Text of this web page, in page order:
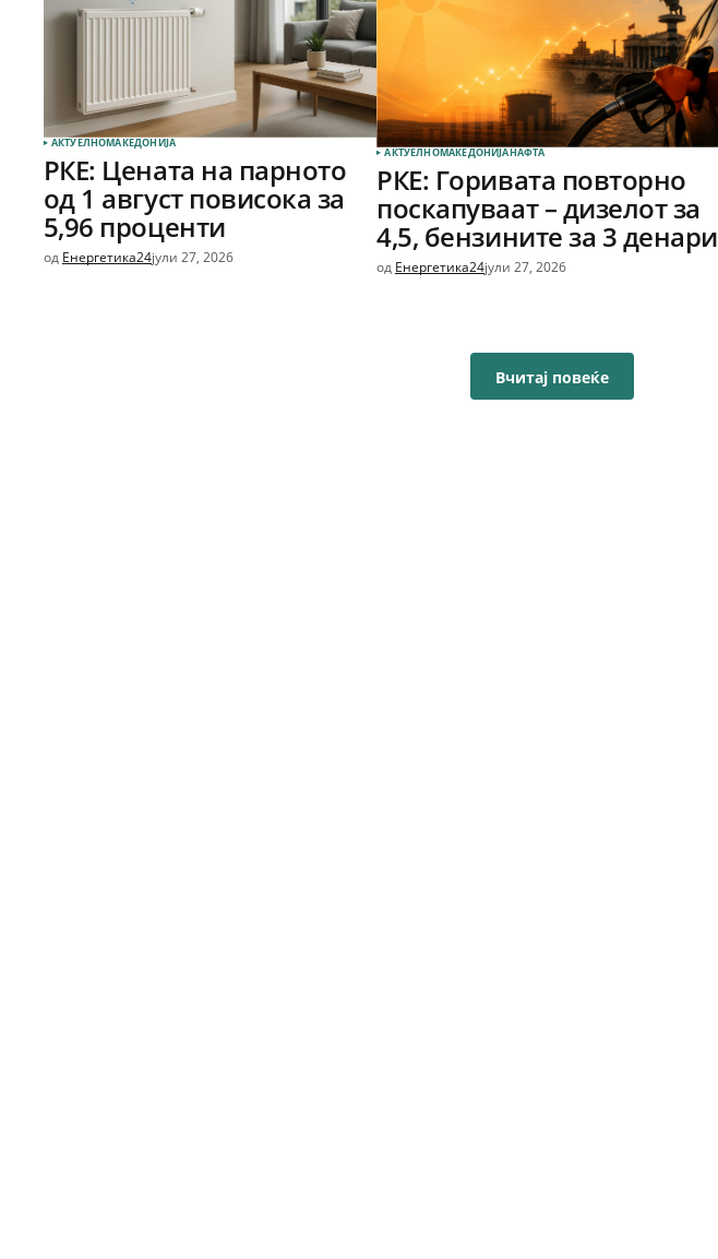
АКТУЕЛНОМАКЕДОНИЈА
РКЕ: Цената на парното
од 1 август повисока за
5,96 проценти
од Енергетика24јули 27, 2026
АКТУЕЛНОМАКЕДОНИЈАНАФТА
РКЕ: Горивата повторно
поскапуваат – дизелот за
4,5, бензините за 3 денари
од Енергетика24јули 27, 2026
Вчитај повеќе